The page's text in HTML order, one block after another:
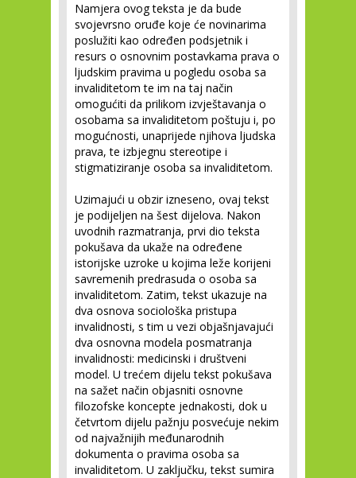
Namjera ovog teksta je da bude
svojevrsno oruđe koje će novinarima
poslužiti kao određen podsjetnik i
resurs o osnovnim postavkama prava o
ljudskim pravima u pogledu osoba sa
invaliditetom te im na taj način
omogućiti da prilikom izvještavanja o
osobama sa invaliditetom poštuju i, po
mogućnosti, unaprijede njihova ljudska
prava, te izbjegnu stereotipe i
stigmatiziranje osoba sa invaliditetom.
Uzimajući u obzir izneseno, ovaj tekst
je podijeljen na šest dijelova. Nakon
uvodnih razmatranja, prvi dio teksta
pokušava da ukaže na određene
istorijske uzroke u kojima leže korijeni
savremenih predrasuda o osoba sa
invaliditetom. Zatim, tekst ukazuje na
dva osnova sociološka pristupa
invalidnosti, s tim u vezi objašnjavajući
dva osnovna modela posmatranja
invalidnosti: medicinski i društveni
model. U trećem dijelu tekst pokušava
na sažet način objasniti osnovne
filozofske koncepte jednakosti, dok u
četvrtom dijelu pažnju posvećuje nekim
od najvažnijih međunarodnih
dokumenta o pravima osoba sa
invaliditetom. U zaključku, tekst sumira